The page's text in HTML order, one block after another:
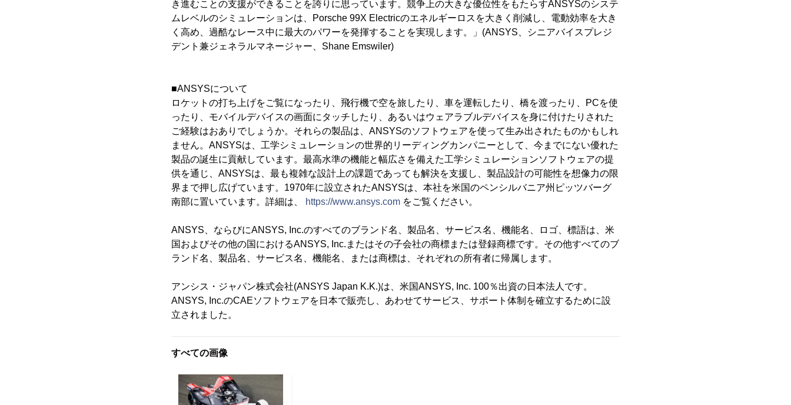
き進むことの支援ができることを誇りに思っています。競争上の大きな優位性をもたらすANSYSのシステ
ムレベルのシミュレーションは、Porsche 99X Electricのエネルギーロスを大きく削減し、電動効率を大き
く高め、過酷なレース中に最大のパワーを発揮することを実現します。」(ANSYS、シニアバイスプレジ
デント兼ジェネラルマネージャー、Shane Emswiler)
■ANSYSについて
ロケットの打ち上げをご覧になったり、飛行機で空を旅したり、車を運転したり、橋を渡ったり、PCを使
ったり、モバイルデバイスの画面にタッチしたり、あるいはウェアラブルデバイスを身に付けたりされた
ご経験はおありでしょうか。それらの製品は、ANSYSのソフトウェアを使って生み出されたものかもしれ
ません。ANSYSは、工学シミュレーションの世界的リーディングカンパニーとして、今までにない優れた
製品の誕生に貢献しています。最高水準の機能と幅広さを備えた工学シミュレーションソフトウェアの提
供を通じ、ANSYSは、最も複雑な設計上の課題であっても解決を支援し、製品設計の可能性を想像力の限
界まで押し広げています。1970年に設立されたANSYSは、本社を米国のペンシルバニア州ピッツバーグ
南部に置いています。詳細は、
https://www.ansys.com をご覧ください。
ANSYS、ならびにANSYS, Inc.のすべてのブランド名、製品名、サービス名、機能名、ロゴ、標語は、米
国およびその他の国におけるANSYS, Inc.またはその子会社の商標または登録商標です。その他すべてのブ
ランド名、製品名、サービス名、機能名、または商標は、それぞれの所有者に帰属します。
アンシス・ジャパン株式会社(ANSYS Japan K.K.)は、米国ANSYS, Inc. 100％出資の日本法人です。
ANSYS, Inc.のCAEソフトウェアを日本で販売し、あわせてサービス、サポート体制を確立するために設
立されました。
すべての画像